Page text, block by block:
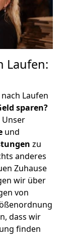
Laufen:
Laufen
sparen?
Unser
und
zu
anderes
Zuhause
wir über
von
dass wir
finden